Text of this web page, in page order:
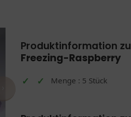
Produktinformation zu
Freezing-Raspberry
Menge : 5 Stück